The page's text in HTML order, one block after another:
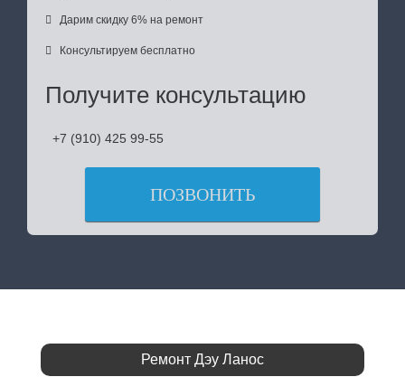
 Дарим скидку 6% на ремонт
 Консультируем бесплатно
Получите консультацию
+7 (910) 425 99-55
ПОЗВОНИТЬ
Ремонт Дэу Ланос